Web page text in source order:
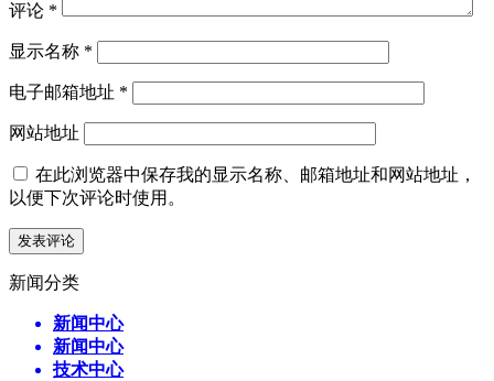
评论 *
显示名称 *
电子邮箱地址 *
网站地址
在此浏览器中保存我的显示名称、邮箱地址和网站地址，
以便下次评论时使用。
新闻分类
新闻中心
新闻中心
技术中心